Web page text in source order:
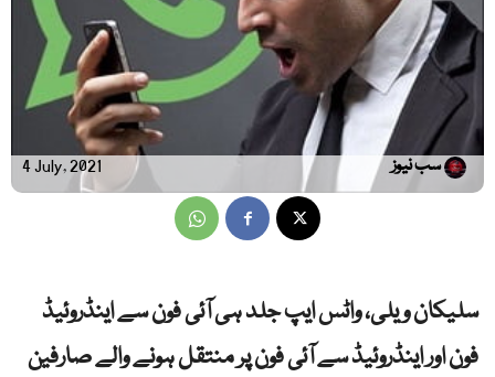
4 July, 2021 سب نیوز
سلیکان و یلی، واٹس ایپ جلد ہی آئی فون سے اینڈروئیڈ
فون اور اینڈروئیڈ سے آئی فون پر منتقل ہونے والے صارفین